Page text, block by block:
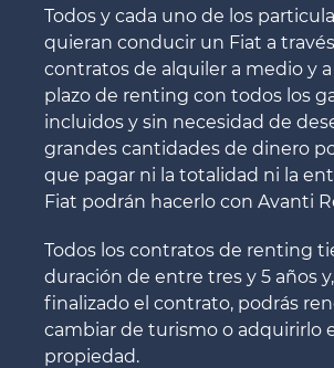
Todos y cada uno de los
quieran conducir un Fiat a
contratos de alquiler a medio y
plazo de renting con todos los
incluidos y sin necesidad de
grandes cantidades de dinero
que pagar ni la totalidad ni la
Fiat podrán hacerlo con Avanti
Todos los contratos de renting
duración de entre tres y 5 años
finalizado el contrato, podrás
cambiar de turismo o adquirirlo
propiedad.